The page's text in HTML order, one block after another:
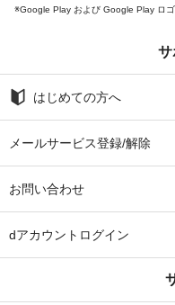
Google Play および Google Play ロ
サ
はじめての方へ
メールサービス登録/解除
お問い合わせ
dアカウントログイン